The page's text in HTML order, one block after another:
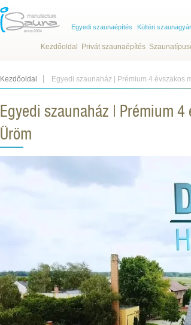
Egyedi szaunaépítés Kültéri
Kezdőoldal Privát szaunaépítés
Kezdőoldal Egyedi szaunaház | Prémium 4 évszakos
Egyedi szaunaház | Prémium
Üröm